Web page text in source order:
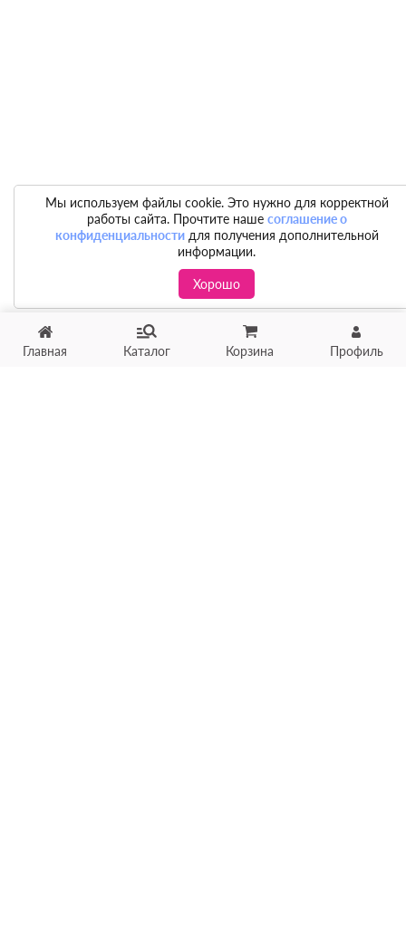
Главная Каталог Корзина Профиль
Мы используем файлы cookie. Это нужно для корректной
работы сайта. Прочтите наше соглашение о
конфиденциальностидля получения дополнительной
информации.
Хорошо